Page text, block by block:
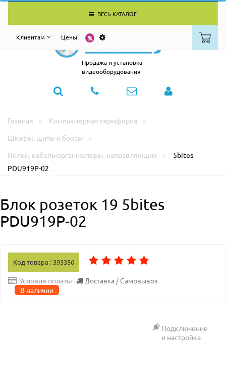
ВЕСЬ КАТАЛОГ
Клиентам Цены
Продажа и установка
видеооборудования
Главная
Компьютерная периферия
Шкафы, щиты и боксы
Полки, кабель-организаторы, направляющие
5bites
PDU919P-02
Блок розеток 19 5bites
PDU919P-02
Код товара : 393356
Условия оплаты Доставка / Самовывоз
В наличии
Подключение
и настройка